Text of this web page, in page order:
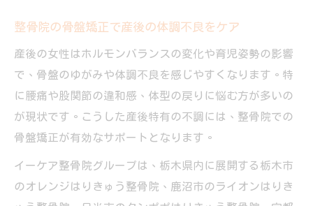
整骨院の骨盤矯正で産後の体調不良をケア
産後の女性はホルモンバランスの変化や育児姿勢の影響
で、骨盤のゆがみや体調不良を感じやすくなります。特
に腰痛や股関節の違和感、体型の戻りに悩む方が多いの
が現状です。こうした産後特有の不調には、整骨院での
骨盤矯正が有効なサポートとなります。
イーケア整骨院グループは、栃木県内に展開する栃木市
のオレンジはりきゅう整骨院、鹿沼市のライオンはりき